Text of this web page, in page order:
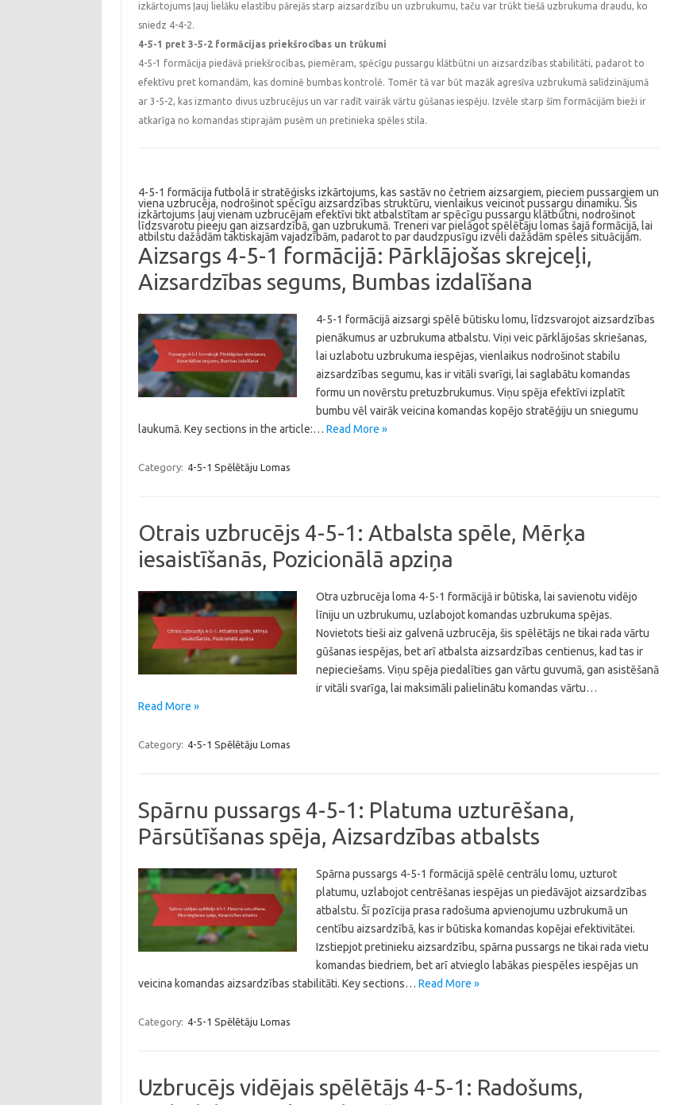
izkārtojums ļauj lielāku elastību pārejās starp aizsardzību un uzbrukumu, taču var trūkt tiešā uzbrukuma draudu, ko
sniedz 4-4-2.
4-5-1 pret 3-5-2 formācijas priekšrocības un trūkumi
4-5-1 formācija piedāvā priekšrocības, piemēram, spēcīgu pussargu klātbūtni un aizsardzības stabilitāti, padarot to
efektīvu pret komandām, kas dominē bumbas kontrolē. Tomēr tā var būt mazāk agresīva uzbrukumā salīdzinājumā
ar 3-5-2, kas izmanto divus uzbrucējus un var radīt vairāk vārtu gūšanas iespēju. Izvēle starp šīm formācijām bieži ir
atkarīga no komandas stiprajām pusēm un pretinieka spēles stila.
4-5-1 formācija futbolā ir stratēģisks izkārtojums, kas sastāv no četriem aizsargiem, pieciem pussargiem un
viena uzbrucēja, nodrošinot spēcīgu aizsardzības struktūru, vienlaikus veicinot pussargu dinamiku. Šis
izkārtojums ļauj vienam uzbrucējam efektīvi tikt atbalstītam ar spēcīgu pussargu klātbūtni, nodrošinot
līdzsvarotu pieeju gan aizsardzībā, gan uzbrukumā. Treneri var pielāgot spēlētāju lomas šajā formācijā, lai
atbilstu dažādām taktiskajām vajadzībām, padarot to par daudzpusīgu izvēli dažādām spēles situācijām.
Aizsargs 4-5-1 formācijā: Pārklājošas skrejceļi,
Aizsardzības segums, Bumbas izdalīšana
4-5-1 formācijā aizsargi spēlē būtisku lomu, līdzsvarojot aizsardzības
pienākumus ar uzbrukuma atbalstu. Viņi veic pārklājošas skriešanas,
lai uzlabotu uzbrukuma iespējas, vienlaikus nodrošinot stabilu
aizsardzības segumu, kas ir vitāli svarīgi, lai saglabātu komandas
formu un novērstu pretuzbrukumus. Viņu spēja efektīvi izplatīt
bumbu vēl vairāk veicina komandas kopējo stratēģiju un sniegumu
laukumā. Key sections in the article:… Read More »
Category: 4-5-1 Spēlētāju Lomas
Otrais uzbrucējs 4-5-1: Atbalsta spēle, Mērķa
iesaistīšanās, Pozicionālā apziņa
Otra uzbrucēja loma 4-5-1 formācijā ir būtiska, lai savienotu vidējo
līniju un uzbrukumu, uzlabojot komandas uzbrukuma spējas.
Novietots tieši aiz galvenā uzbrucēja, šis spēlētājs ne tikai rada vārtu
gūšanas iespējas, bet arī atbalsta aizsardzības centienus, kad tas ir
nepieciešams. Viņu spēja piedalīties gan vārtu guvumā, gan asistēšanā
ir vitāli svarīga, lai maksimāli palielinātu komandas vārtu…
Read More »
Category: 4-5-1 Spēlētāju Lomas
Spārnu pussargs 4-5-1: Platuma uzturēšana,
Pārsūtīšanas spēja, Aizsardzības atbalsts
Spārna pussargs 4-5-1 formācijā spēlē centrālu lomu, uzturot
platumu, uzlabojot centrēšanas iespējas un piedāvājot aizsardzības
atbalstu. Šī pozīcija prasa radošuma apvienojumu uzbrukumā un
centību aizsardzībā, kas ir būtiska komandas kopējai efektivitātei.
Izstiepjot pretinieku aizsardzību, spārna pussargs ne tikai rada vietu
komandas biedriem, bet arī atvieglo labākas piespēles iespējas un
veicina komandas aizsardzības stabilitāti. Key sections… Read More »
Category: 4-5-1 Spēlētāju Lomas
Uzbrucējs vidējais spēlētājs 4-5-1: Radošums,